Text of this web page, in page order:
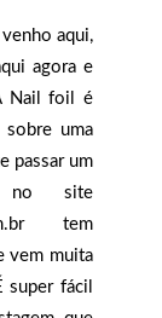
aqui,
agora e
Nail foil é
uma
passar um
no site
tem
vem muita
super fácil